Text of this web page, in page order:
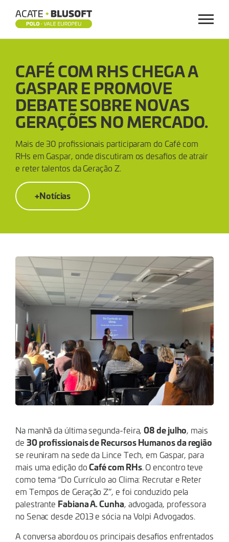
Menu
COM
RHS
CHEGA
GASPAR
DEBATE
SOBRE
NOVAS
GERAÇÕES NO
CAFÉ COM RHS CHEGA A
GASPAR E PROMOVE
DEBATE SOBRE NOVAS
GERAÇÕES NO MERCADO.
Mais de 30 profissionais participaram do Café com
RHs em Gaspar, onde discutiram os desafios de atrair
e reter talentos da Geração Z.
+Notícias
Na manhã da última segunda-feira,08 de julho, mais
de 30 profissionais de Recursos Humanos da região
se reuniram na sede da Lince Tech, em Gaspar, para
mais uma edição doCafé com RHs. O encontro teve
como tema “Do Currículo ao Clima: Recrutar e Reter
em Tempos de Geração Z”, e foi conduzido pela
palestrante Fabiana A. Cunha, advogada, professora
no Senac desde 2013 e sócia na Volpi Advogados.
A conversa abordou os principais desafios enfrentados